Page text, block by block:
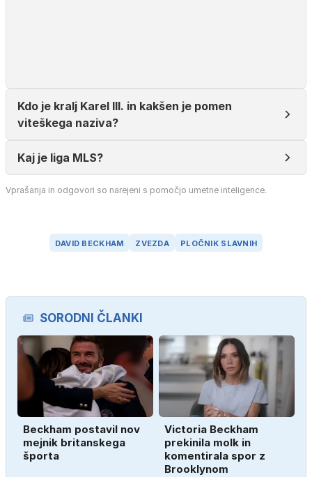
Kdo je kralj Karel III. in kakšen je pomen
viteškega naziva?
Kaj je liga MLS?
Vprašanja in odgovori so narejeni s pomočjo umetne inteligence.
DAVID BECKHAM ZVEZDA PLOČNIK SLAVNIH
SORODNI ČLANKI
Beckham postavil nov
mejnik britanskega
športa
Victoria Beckham
prekinila molk in
komentirala spor z
Brooklynom